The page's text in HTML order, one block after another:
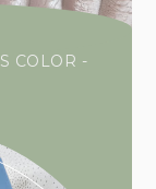
COLOR -